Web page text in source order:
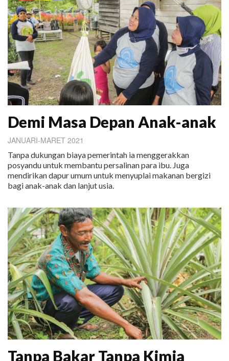
Demi Masa Depan Anak-anak
JANUARI-MARET 2021
Tanpa dukungan biaya pemerintah ia menggerakkan
posyandu untuk membantu persalinan para ibu. Juga
mendirikan dapur umum untuk menyuplai makanan bergizi
bagi anak-anak dan lanjut usia.
Tanpa Bakar Tanpa Kimia